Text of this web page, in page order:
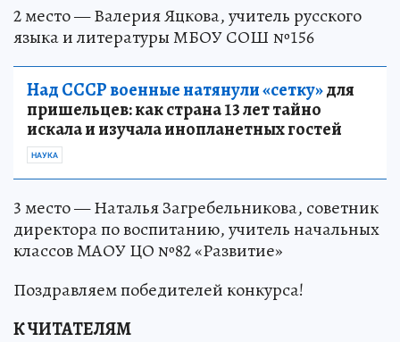
2 место — Валерия Яцкова, учитель русского
языка и литературы МБОУ СОШ №156
Над СССР военные натянули «сетку»для
пришельцев: как страна 13 лет тайно
искала и изучала инопланетных гостей
НАУКА
3 место — Наталья Загребельникова, советник
директора по воспитанию, учитель начальных
классов МАОУ ЦО №82 «Развитие»
Поздравляем победителей конкурса!
К ЧИТАТЕЛЯМ